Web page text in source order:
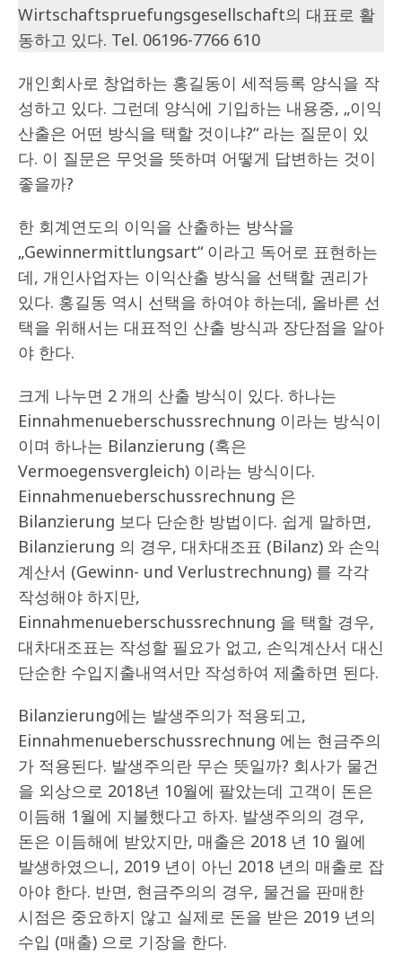
Wirtschaftspruefungsgesellschaft의 대표로 활
동하고 있다. Tel. 06196-7766 610
개인회사로 창업하는 홍길동이 세적등록 양식을 작
성하고 있다. 그런데 양식에 기입하는 내용중, „이익
산출은 어떤 방식을 택할 것이냐?“ 라는 질문이 있
다. 이 질문은 무엇을 뜻하며 어떻게 답변하는 것이
좋을까?
한 회계연도의 이익을 산출하는 방삭을
„Gewinnermittlungsart“ 이라고 독어로 표현하는
데, 개인사업자는 이익산출 방식을 선택할 권리가
있다. 홍길동 역시 선택을 하여야 하는데, 올바른 선
택을 위해서는 대표적인 산출 방식과 장단점을 알아
야 한다.
크게 나누면 2 개의 산출 방식이 있다. 하나는
Einnahmenueberschussrechnung 이라는 방식이
이며 하나는 Bilanzierung (혹은
Vermoegensvergleich) 이라는 방식이다.
Einnahmenueberschussrechnung 은
Bilanzierung 보다 단순한 방법이다. 쉽게 말하면,
Bilanzierung 의 경우, 대차대조표 (Bilanz) 와 손익
계산서 (Gewinn- und Verlustrechnung) 를 각각
작성해야 하지만,
Einnahmenueberschussrechnung 을 택할 경우,
대차대조표는 작성할 필요가 없고, 손익계산서 대신
단순한 수입지출내역서만 작성하여 제출하면 된다.
Bilanzierung에는 발생주의가 적용되고,
Einnahmenueberschussrechnung 에는 현금주의
가 적용된다. 발생주의란 무슨 뜻일까? 회사가 물건
을 외상으로 2018년 10월에 팔았는데 고객이 돈은
이듬해 1월에 지불했다고 하자. 발생주의의 경우,
돈은 이듬해에 받았지만, 매출은 2018 년 10 월에
발생하였으니, 2019 년이 아닌 2018 년의 매출로 잡
아야 한다. 반면, 현금주의의 경우, 물건을 판매한
시점은 중요하지 않고 실제로 돈을 받은 2019 년의
수입 (매출) 으로 기장을 한다.